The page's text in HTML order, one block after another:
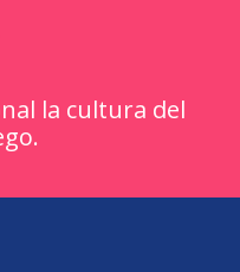
la cultura del